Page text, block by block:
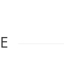
în